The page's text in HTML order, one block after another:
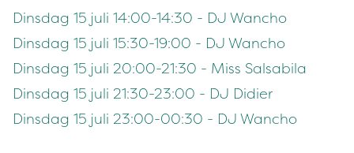
Dinsdag 15 juli 14:00-14:30 - DJ Wancho
Dinsdag 15 juli 15:30-19:00 - DJ Wancho
Dinsdag 15 juli 20:00-21:30 - Miss Salsabila
Dinsdag 15 juli 21:30-23:00 - DJ Didier
Dinsdag 15 juli 23:00-00:30 - DJ Wancho